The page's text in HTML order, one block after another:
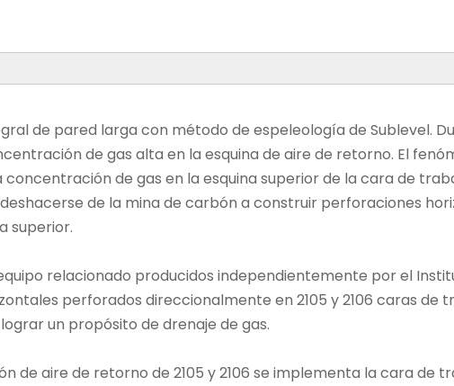
de pared larga con método de espeleología de Sublevel.
de gas alta en la esquina de aire de retorno. El
de gas en la esquina superior de la cara de
deshacerse de la mina de carbón a construir perforaciones
superior.
relacionado producidos independientemente por el
perforados direccionalmente en 2105 y 2106 caras de
un propósito de drenaje de gas.
de aire de retorno de 2105 y 2106 se implementa la cara de